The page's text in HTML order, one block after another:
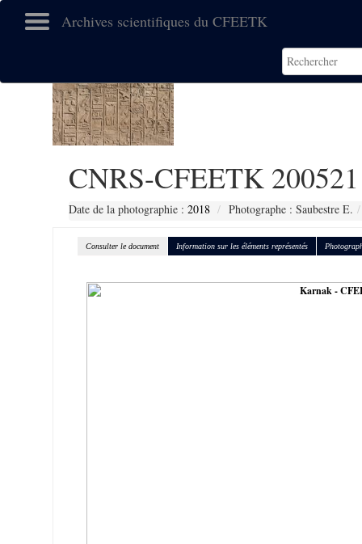
Archives scientifiques du CFEETK
CNRS-CFEETK 200521
Date de la photographie : 2018 Photographe : Saubestre E.
Consulter le document Information sur les éléments représentés